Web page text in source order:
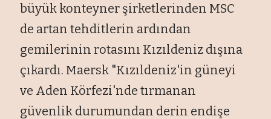
büyük konteyner şirketlerinden MSC
de artan tehditlerin ardından
gemilerinin rotasını Kızıldeniz dışına
çıkardı. Maersk "Kızıldeniz'in güneyi
ve Aden Körfezi'nde tırmanan
güvenlik durumundan derin endişe